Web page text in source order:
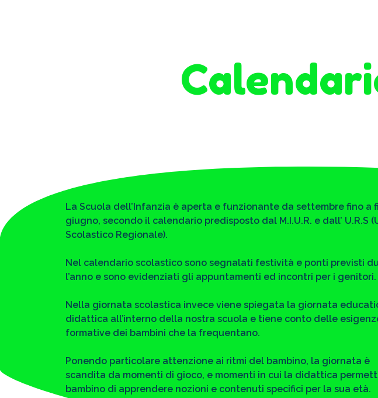
La Scuola dell’Infanzia è aperta e funzionante da settembre fino a
giugno, secondo il calendario predisposto dal M.I.U.R. e dall’ U.R.S
Scolastico Regionale).
Nel calendario scolastico sono segnalati festività e ponti previsti
l’anno e sono evidenziati gli appuntamenti ed incontri per i genitori.
Nella giornata scolastica invece viene spiegata la giornata
didattica all’interno della nostra scuola e tiene conto delle
formative dei bambini che la frequentano.
Ponendo particolare attenzione ai ritmi del bambino, la giornata è
scandita da momenti di gioco, e momenti in cui la didattica
bambino di apprendere nozioni e contenuti specifici per la sua età.